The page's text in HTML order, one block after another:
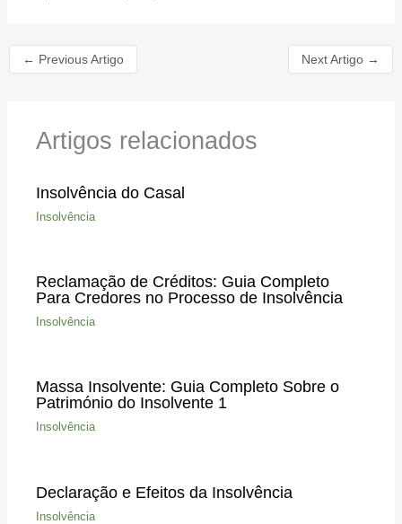
← Previous Artigo Next Artigo →
Artigos relacionados
Insolvência do Casal
Insolvência
Reclamação de Créditos: Guia Completo
Para Credores no Processo de Insolvência
Insolvência
Massa Insolvente: Guia Completo Sobre o
Património do Insolvente 1
Insolvência
Declaração e Efeitos da Insolvência
Insolvência